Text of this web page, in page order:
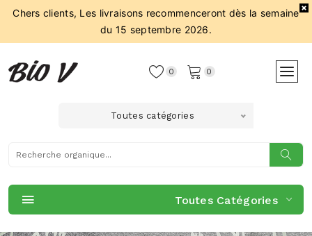
Chers clients, Les livraisons recommenceront dès la semaine
du 15 septembre 2026.
0 0
Toutes catégories
Toutes Catégories